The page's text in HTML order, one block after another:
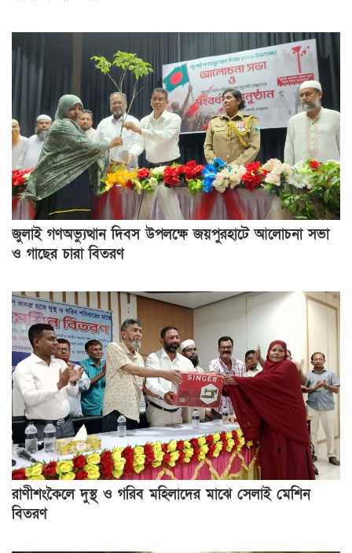
জুলাই গণঅভ্যুত্থান দিবস উপলক্ষে জয়পুরহাটে আলোচনা সভা
ও গাছের চারা বিতরণ
রাণীশংকৈলে দুস্থ ও গরিব মহিলাদের মাঝে সেলাই মেশিন
বিতরণ